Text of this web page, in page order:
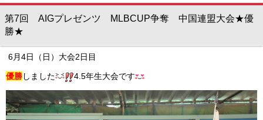
試合結果
想い出アルバム
卒団生の声
ガンバレ！広島西ブログ
「体験」「見学」お申し込み／その他お問合わせ
第7回 AIGプレゼンツ MLBCUP争奪 中国連盟大会★優
勝★
6月4日（日）大会2日目
優勝しました 4.5年生大会です